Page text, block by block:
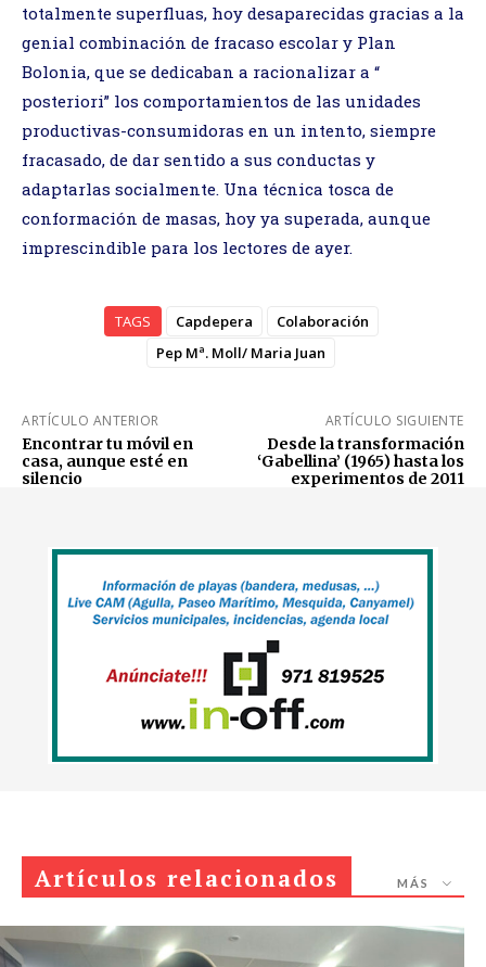
totalmente superfluas, hoy desaparecidas gracias a la
genial combinación de fracaso escolar y Plan
Bolonia, que se dedicaban a racionalizar a “
posteriori” los comportamientos de las unidades
productivas-consumidoras en un intento, siempre
fracasado, de dar sentido a sus conductas y
adaptarlas socialmente. Una técnica tosca de
conformación de masas, hoy ya superada, aunque
imprescindible para los lectores de ayer.
TAGS Capdepera
Colaboración
Pep Mª. Moll/ Maria Juan
ARTÍCULO ANTERIOR
Encontrar tu móvil en
casa, aunque esté en
silencio
ARTÍCULO SIGUIENTE
Desde la transformación
‘Gabellina’ (1965) hasta los
experimentos de 2011
Artículos relacionados MÁS